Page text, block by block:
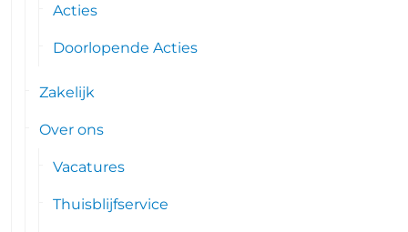
Acties
Doorlopende Acties
Zakelijk
Over ons
Vacatures
Thuisblijfservice